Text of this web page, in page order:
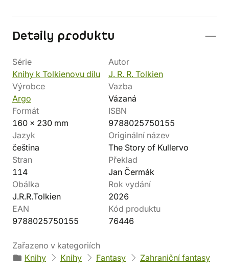
Detaily produktu
Série
Knihy k Tolkienovu dílu
Autor
J. R. R. Tolkien
Výrobce
Argo
Vazba
Vázaná
Formát
160 x 230 mm
ISBN
9788025750155
Jazyk
čeština
Originální název
The Story of Kullervo
Stran
114
Překlad
Jan Čermák
Obálka
J.R.R.Tolkien
Rok vydání
2026
EAN
9788025750155
Kód produktu
76446
Zařazeno v kategoriích
Knihy
Knihy Fantasy Zahraniční fantasy